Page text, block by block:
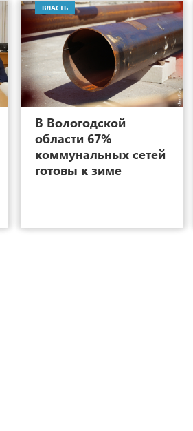
ВЛАСТЬ
8
В Вологодской
области 67%
коммунальных сетей
готовы к зиме